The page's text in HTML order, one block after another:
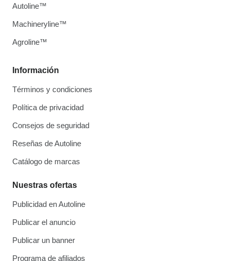
Información
Términos y condiciones
Política de privacidad
Consejos de seguridad
Reseñas de Autoline
Catálogo de marcas
Nuestras ofertas
Publicidad en Autoline
Publicar el anuncio
Publicar un banner
Programa de afiliados
Autoline™
Machineryline™
Agroline™